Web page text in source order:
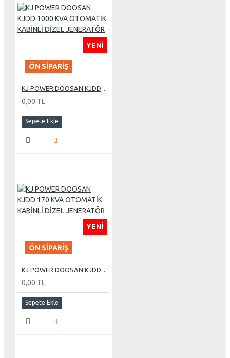
YENI
ÖN SIPARIŞ
KJ POWER DOOSAN KJDD 1000 KVA OTOMATİK KABİNLİ DİZEL JENERATÖR
0,00 TL
Sepete Ekle
YENI
ÖN SIPARIŞ
KJ POWER DOOSAN KJDD 170 KVA OTOMATİK KABİNLİ DİZEL JENERATÖR
0,00 TL
Sepete Ekle